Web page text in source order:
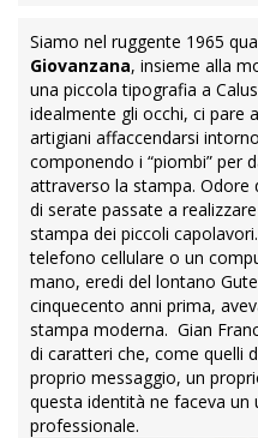
Siamo nel ruggente 1965
Giovanzana, insieme alla
una piccola tipografia a
idealmente gli occhi, ci pare
artigiani affaccendarsi
componendo i “piombi” per
attraverso la stampa. Odore
di serate passate a
stampa dei piccoli
telefono cellulare o un
mano, eredi del lontano
cinquecento anni prima,
stampa moderna. Gian
di caratteri che, come quelli
proprio messaggio, un
questa identità ne faceva un
professionale.